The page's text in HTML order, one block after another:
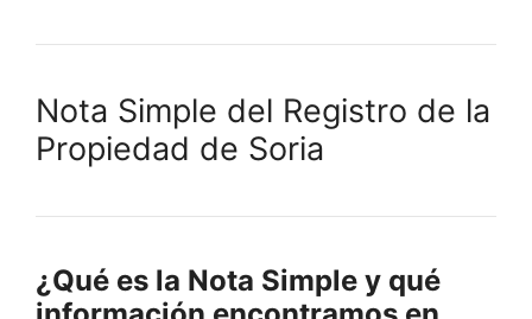
Nota Simple del Registro de la
Propiedad de Soria
¿Qué es la Nota Simple y qué